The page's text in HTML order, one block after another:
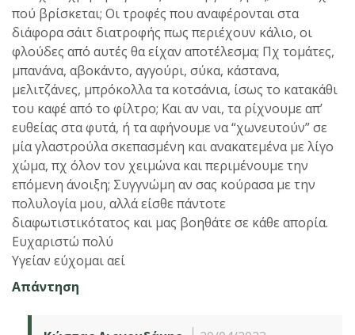
πού βρίσκεται; Οι τροφές που αναφέρονται στα
διάφορα σάιτ διατροφής πως περιέχουν κάλιο, οι
φλούδες από αυτές θα είχαν αποτέλεσμα; Πχ τομάτες,
μπανάνα, αβοκάντο, αγγούρι, σύκα, κάστανα,
μελιτζάνες, μπρόκολλα τα κοτσάνια, ίσως το κατακάθι
του καφέ από το φίλτρο; Και αν ναι, τα ρίχνουμε απ’
ευθείας στα φυτά, ή τα αφήνουμε να “χωνευτούν” σε
μία γλαστρούλα σκεπασμένη και ανακατεμένα με λίγο
χώμα, πχ όλον τον χειμώνα και περιμένουμε την
επόμενη άνοιξη; Συγγνώμη αν σας κούρασα με την
πολυλογία μου, αλλά είσθε πάντοτε
διαφωτιστικότατος και μας βοηθάτε σε κάθε απορία.
Ευχαριστώ πολύ
Υγείαν εύχομαι αεί
Απάντηση